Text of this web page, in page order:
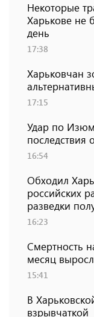
Некоторые
Харькове не
день
17:38
Харьковчан
17:15
Удар по
последствия
16:54
Обходил
российских
разведки
16:23
Смертность
месяц
15:41
В
взрывчаткой